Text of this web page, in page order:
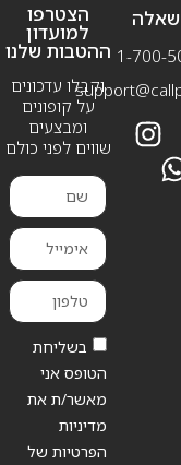
1-700-
הצטרפו
למועדון
ההטבות שלנו
וקבלו עדכונים
על קופונים
ומבצעים
שווים לפני כולם
בשליחת
הטופס אני
מאשר/ת את
מדיניות
הפרטיות של